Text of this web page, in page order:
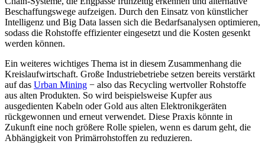
Beschaffungswege aufzeigen. Durch den Einsatz von künstlicher
Intelligenz und Big Data lassen sich die Bedarfsanalysen optimieren,
sodass die Rohstoffe effizienter eingesetzt und die Kosten gesenkt
werden können.
Ein weiteres wichtiges Thema ist in diesem Zusammenhang die
Kreislaufwirtschaft. Große Industriebetriebe setzen bereits verstärkt
auf das Urban Mining − also das Recycling wertvoller Rohstoffe
aus alten Produkten. So wird beispielsweise Kupfer aus
ausgedienten Kabeln oder Gold aus alten Elektronikgeräten
rückgewonnen und erneut verwendet. Diese Praxis könnte in
Zukunft eine noch größere Rolle spielen, wenn es darum geht, die
Abhängigkeit von Primärrohstoffen zu reduzieren.